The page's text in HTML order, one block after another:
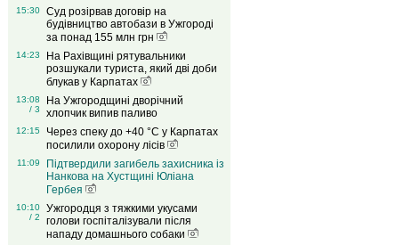
15:30
Суд розірвав договір на
будівництво автобази в Ужгороді
за понад 155 млн грн
14:23
На Рахівщині рятувальники
розшукали туриста, який дві доби
блукав у Карпатах
13:08
/ 3
На Ужгородщині дворічний
хлопчик випив паливо
12:15
Через спеку до +40 °C у Карпатах
посилили охорону лісів
11:09
Підтвердили загибель захисника із
Нанкова на Хустщині Юліана
Гербея
10:10
/ 2
Ужгородця з тяжкими укусами
голови госпіталізували після
нападу домашнього собаки